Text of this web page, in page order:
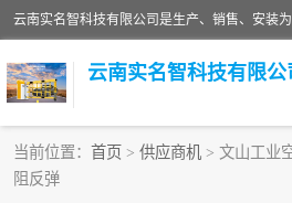
云南实名智科技有限公
当前位置： 首页 > 供应商机 > 文山工业
阻反弹
车牌识别门系列